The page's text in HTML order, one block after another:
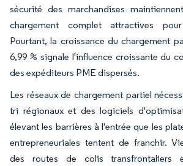
sécurité des marchandises
chargement complet attractives
Pourtant, la croissance du chargement
6,99 % signale l'influence croissante du
des expéditeurs PME dispersés.
Les réseaux de chargement partiel
tri régionaux et des logiciels
élevant les barrières à l'entrée que les
entrepreneuriales tentent de franchir.
des routes de colis transfrontaliers